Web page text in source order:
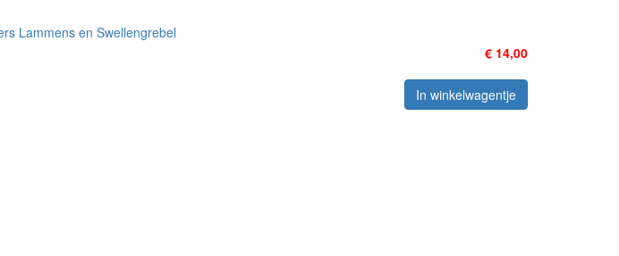
Lammens en Swellengrebel
€ 14,00
In winkelwagentje